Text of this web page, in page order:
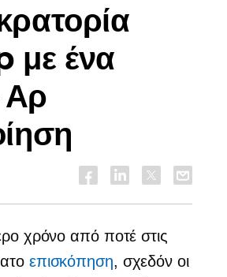
με ένα
χρόνο από ποτέ στις
επισκόπηση, σχεδόν οι